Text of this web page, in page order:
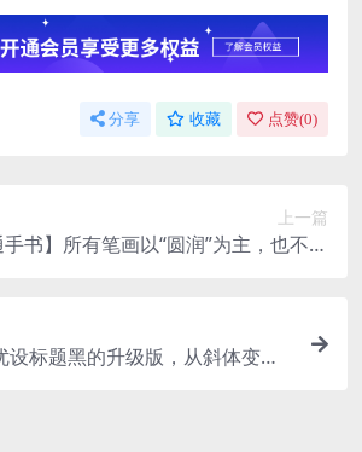
分享 收藏 点赞(0)
上一篇
手书】所有笔画以“圆润”为主，也不缺
设标题黑的升级版，从斜体变为